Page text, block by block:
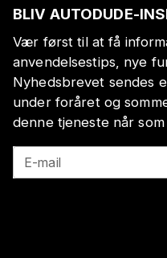
BLIV AUTODUDE-
Vær først til at få
anvendelsestips, nye
Nyhedsbrevet sendes
under foråret og
denne tjeneste når
E-mail